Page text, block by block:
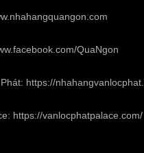
QuaNgon
https://
https://vanlocphatpalace.com/